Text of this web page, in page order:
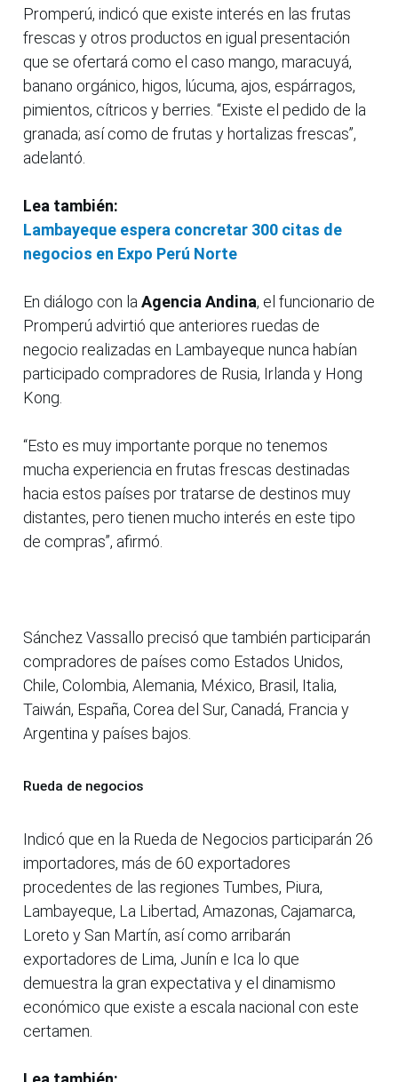
Promperú, indicó que existe interés en las frutas
frescas y otros productos en igual presentación
que se ofertará como el caso mango, maracuyá,
banano orgánico, higos, lúcuma, ajos, espárragos,
pimientos, cítricos y berries. “Existe el pedido de la
granada; así como de frutas y hortalizas frescas”,
adelantó.
Lea también:
Lambayeque espera concretar 300 citas de
negocios en Expo Perú Norte
En diálogo con la Agencia Andina, el funcionario de
Promperú advirtió que anteriores ruedas de
negocio realizadas en Lambayeque nunca habían
participado compradores de Rusia, Irlanda y Hong
Kong.
“Esto es muy importante porque no tenemos
mucha experiencia en frutas frescas destinadas
hacia estos países por tratarse de destinos muy
distantes, pero tienen mucho interés en este tipo
de compras”, afirmó.
Sánchez Vassallo precisó que también participarán
compradores de países como Estados Unidos,
Chile, Colombia, Alemania, México, Brasil, Italia,
Taiwán, España, Corea del Sur, Canadá, Francia y
Argentina y países bajos.
Rueda de negocios
Indicó que en la Rueda de Negocios participarán 26
importadores, más de 60 exportadores
procedentes de las regiones Tumbes, Piura,
Lambayeque, La Libertad, Amazonas, Cajamarca,
Loreto y San Martín, así como arribarán
exportadores de Lima, Junín e Ica lo que
demuestra la gran expectativa y el dinamismo
económico que existe a escala nacional con este
certamen.